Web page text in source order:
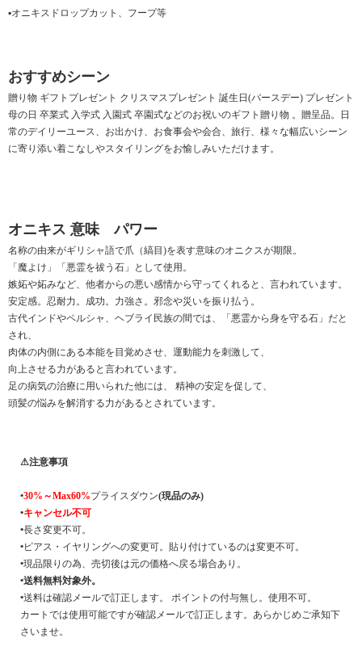
▪オニキスドロップカット、フープ等
おすすめシーン
贈り物 ギフトプレゼント クリスマスプレゼント 誕生日(バースデー) プレゼント
母の日 卒業式 入学式 入園式 卒園式などのお祝いのギフト贈り物 。贈呈品。日
常のデイリーユース、お出かけ、お食事会や会合、旅行、様々な幅広いシーン
に寄り添い着こなしやスタイリングをお愉しみいただけます。
オニキス 意味 パワー
名称の由来がギリシャ語で爪（縞目)を表す意味のオニクスが期限。
「魔よけ」「悪霊を祓う石」として使用。
嫉妬や妬みなど、他者からの悪い感情から守ってくれると、言われています。
安定感。忍耐力。成功。力強さ。邪念や災いを振り払う。
古代インドやペルシャ、ヘブライ民族の間では、「悪霊から身を守る石」だと
され、
肉体の内側にある本能を目覚めさせ、運動能力を刺激して、
向上させる力があると言われています。
足の病気の治療に用いられた他には、 精神の安定を促して、
頭髪の悩みを解消する力があるとされています。
⚠注意事項
•30%～Max60%プライスダウン(現品のみ)
•キャンセル不可
•長さ変更不可。
•ピアス・イヤリングへの変更可。貼り付けているのは変更不可。
•現品限りの為、売切後は元の価格へ戻る場合あり。
•送料無料対象外。
•送料は確認メールで訂正します。 ポイントの付与無し。使用不可。
カートでは使用可能ですが確認メールで訂正します。あらかじめご承知下
さいませ。